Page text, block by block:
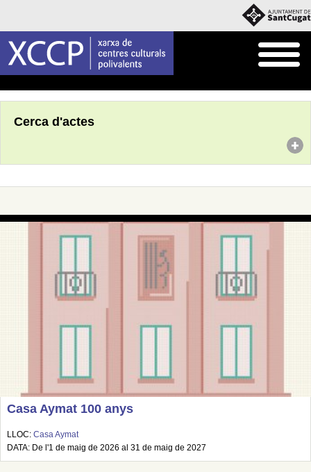
Cerca d'actes
Casa Aymat 100 anys
LLOC: Casa Aymat
DATA: De l'1 de maig de 2026 al 31 de maig de 2027